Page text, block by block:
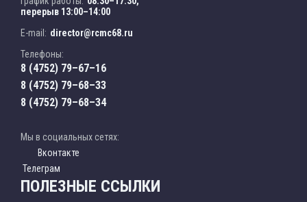
перерыв 13:00–14:00
E-mail: director@rcmc68.ru
Телефоны:
8 (4752) 79–67–16
8 (4752) 79–68–33
8 (4752) 79–68–34
Мы в социальных сетях:
Вконтакте
Телеграм
ПОЛЕЗНЫЕ ССЫЛКИ